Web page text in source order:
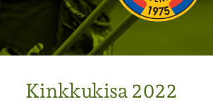
Kinkkukisa 2022